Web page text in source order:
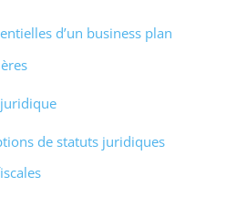
d’un business plan
de statuts juridiques